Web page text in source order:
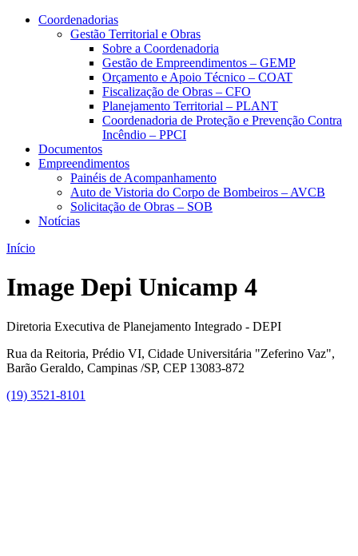
Coordenadorias
Gestão Territorial e Obras
Sobre a Coordenadoria
Gestão de Empreendimentos – GEMP
Orçamento e Apoio Técnico – COAT
Fiscalização de Obras – CFO
Planejamento Territorial – PLANT
Coordenadoria de Proteção e Prevenção Contra
Incêndio – PPCI
Documentos
Empreendimentos
Painéis de Acompanhamento
Auto de Vistoria do Corpo de Bombeiros – AVCB
Solicitação de Obras – SOB
Notícias
Início
Image Depi Unicamp 4
Diretoria Executiva de Planejamento Integrado - DEPI
Rua da Reitoria, Prédio VI, Cidade Universitária "Zeferino Vaz",
Barão Geraldo, Campinas /SP, CEP 13083-872
(19) 3521-8101